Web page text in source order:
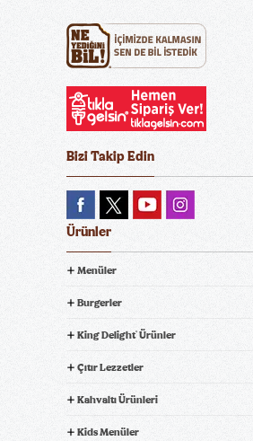
Bizi Takip Edin
Ürünler
Menüler
Burgerler
King Delight® Ürünler
Çıtır Lezzetler
Kahvaltı Ürünleri
Kids Menüler